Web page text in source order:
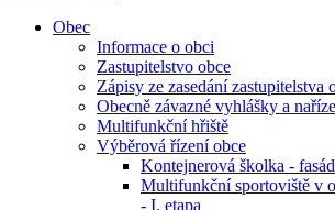
Obec
Informace o obci
Zastupitelstvo obce
Zápisy ze zasedání zastupitelstva
Obecně závazné vyhlášky a
Multifunkční hřiště
Výběrová řízení obce
Kontejnerová školka -
Multifunkční sportoviště v
- I. etapa